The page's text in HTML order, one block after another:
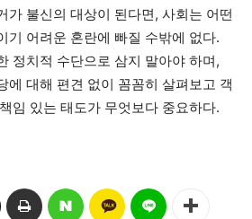
가 불신의 대상이 된다면, 사회는 어떤
기 어려운 혼란에 빠질 수밖에 없다.
정치적 수단으로 삼지 말아야 하며,
에 대해 편견 없이 꼼꼼히 살펴보고 객
임 있는 태도가 무엇보다 중요하다.